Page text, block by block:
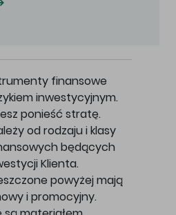
finansowe
inwestycyjnym.
ponieść stratę.
od rodzaju i klasy
będących
Klienta.
powyżej mają
i promocyjny.